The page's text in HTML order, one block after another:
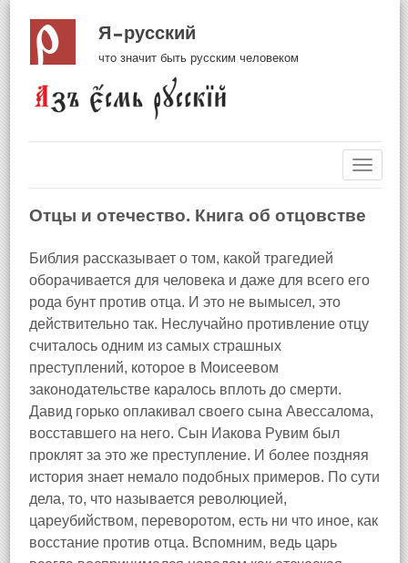
Я русский
что значит быть русским человеком
Отцы и отечество. Книга об отцовстве
Библия рассказывает о том, какой трагедией
оборачивается для человека и даже для всего его
рода бунт против отца. И это не вымысел, это
действительно так. Неслучайно противление отцу
считалось одним из самых страшных
преступлений, которое в Моисеевом
законодательстве каралось вплоть до смерти.
Давид горько оплакивал своего сына Авессалома,
восставшего на него. Сын Иакова Рувим был
проклят за это же преступление. И более поздняя
история знает немало подобных примеров. По сути
дела, то, что называется революцией,
цареубийством, переворотом, есть ни что иное, как
восстание против отца. Вспомним, ведь царь